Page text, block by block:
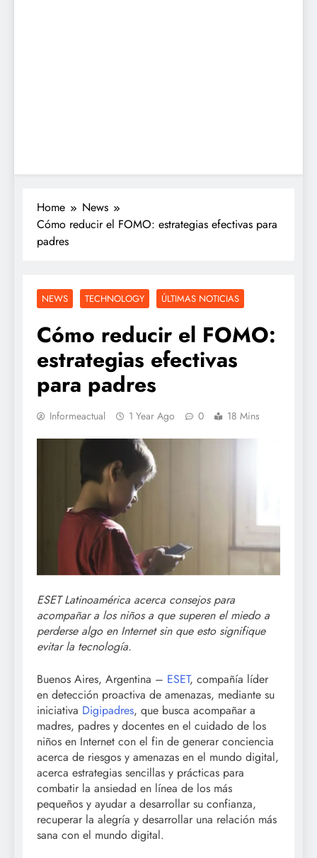
Home
News
Cómo reducir el FOMO: estrategias efectivas para
padres
NEWS TECHNOLOGY ÚLTIMAS NOTICIAS
Cómo reducir el FOMO:
estrategias efectivas
para padres
Informeactual 1 Year Ago 0 18 Mins
ESET Latinoamérica acerca consejos para
acompañar a los niños a que superen el miedo a
perderse algo en Internet sin que esto signifique
evitar la tecnología.
Buenos Aires, Argentina ­– ESET, compañía líder
en detección proactiva de amenazas, mediante su
iniciativa Digipadres, que busca acompañar a
madres, padres y docentes en el cuidado de los
niños en Internet con el fin de generar conciencia
acerca de riesgos y amenazas en el mundo digital,
acerca estrategias sencillas y prácticas para
combatir la ansiedad en línea de los más
pequeños y ayudar a desarrollar su confianza,
recuperar la alegría y desarrollar una relación más
sana con el mundo digital.